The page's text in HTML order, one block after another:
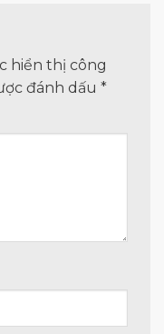
hiển thị công
đánh dấu *